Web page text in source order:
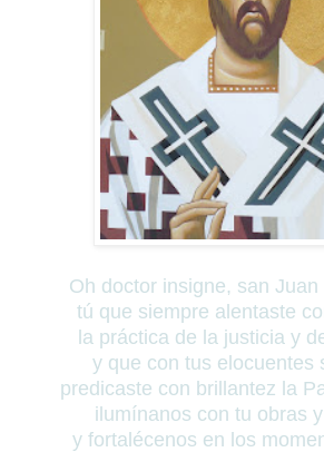
Oh doctor insigne, san Juan
tú que siempre alentaste
la práctica de la justicia y
y que con tus elocuentes
predicaste con brillantez la
ilumínanos con tu obras
y fortalécenos en los